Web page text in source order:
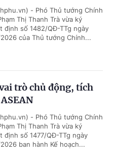
- Phó Thủ tướng Chính
Thị Thanh Trà vừa ký
định số 1482/QĐ-TTg ngày
của Thủ tướng Chính...
trò chủ động, tích
- Phó Thủ tướng Chính
Thị Thanh Trà vừa ký
định số 1477/QĐ-TTg ngày
ban hành Kế hoạch...